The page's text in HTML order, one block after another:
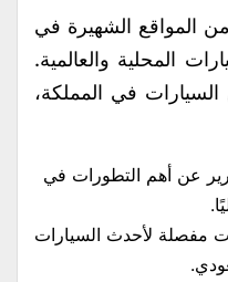
المواقع الشهيرة في
المحلية والعالمية.
في المملكة،
عن أهم التطورات في
مفصلة لأحدث السيارات